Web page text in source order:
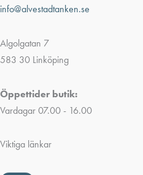
info@alvestadtanken.se
Algolgatan 7
583 30 Linköping
Öppettider butik:
Vardagar 07.00 - 16.00
Viktiga länkar